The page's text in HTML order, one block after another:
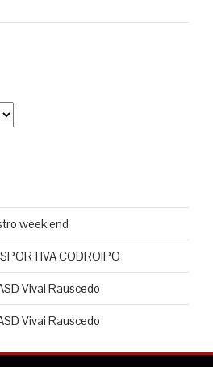
week end
CODROIPO
Vivai Rauscedo
Vivai Rauscedo